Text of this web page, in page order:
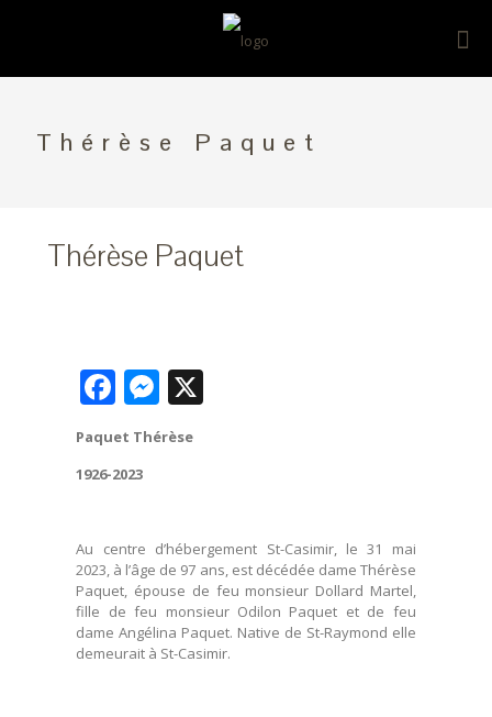
Thérèse Paquet
Thérèse Paquet
Facebook
Messenger
Paquet Thérèse
1926-2023
Au centre d’hébergement St-Casimir, le 31 mai
2023, à l’âge de 97 ans, est décédée dame Thérèse
Paquet, épouse de feu monsieur Dollard Martel,
fille de feu monsieur Odilon Paquet et de feu
dame Angélina Paquet. Native de St-Raymond elle
demeurait à St-Casimir.